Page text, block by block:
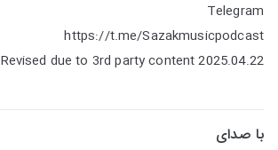
Telegram
https://t.me/Sazakmusicpodcast
Revised due to 3rd party content 2025.04.22
با صدای